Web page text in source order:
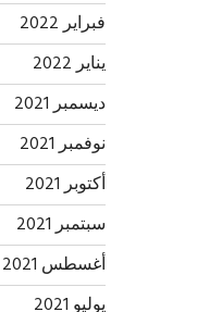
فبراير 2022
يناير 2022
ديسمبر 2021
نوفمبر 2021
أكتوبر 2021
سبتمبر 2021
أغسطس 2021
يوليو 2021